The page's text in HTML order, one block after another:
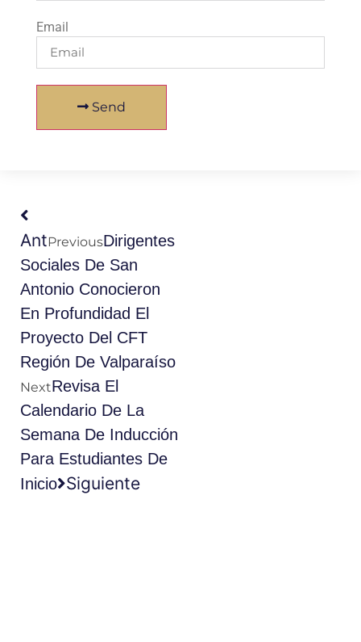
Email
Send
AntPreviousDirigentes
Sociales De San
Antonio Conocieron
En Profundidad El
Proyecto Del CFT
Región De Valparaíso
NextRevisa El
Calendario De La
Semana De Inducción
Para Estudiantes De
Inicio Siguiente